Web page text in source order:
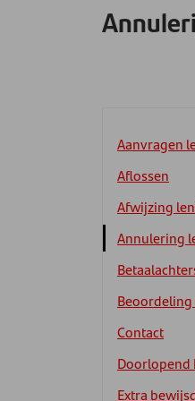
Aanvragen
Aflossen
Afwijzing
Annulering
Contact
Doorlopend
Extra